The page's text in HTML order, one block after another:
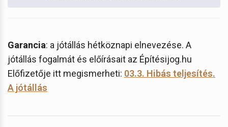
Garancia: a jótállás hétköznapi elnevezése. A
jótállás fogalmát és előírásait az Építésijog.hu
Előfizetője itt megismerheti: 03.3. Hibás teljesítés.
A jótállás